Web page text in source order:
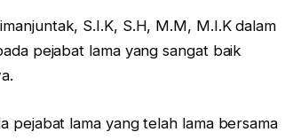
S.I.K, S.H, M.M, M.I.K dalam
pejabat lama yang sangat baik
pejabat lama yang telah lama bersama